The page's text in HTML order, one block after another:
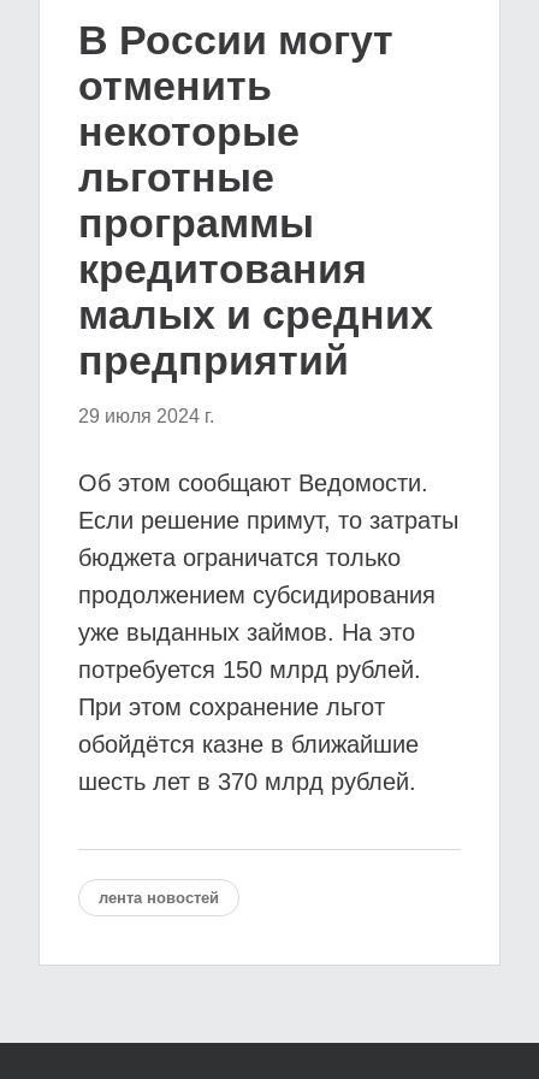
В России могут
отменить
некоторые
льготные
программы
кредитования
малых и средних
предприятий
29 июля 2024 г.
Об этом сообщают Ведомости.
Если решение примут, то затраты
бюджета ограничатся только
продолжением субсидирования
уже выданных займов. На это
потребуется 150 млрд рублей.
При этом сохранение льгот
обойдётся казне в ближайшие
шесть лет в 370 млрд рублей.
лента новостей